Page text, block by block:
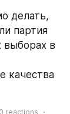
делать,
партия
выборах в
качества
0 reactions